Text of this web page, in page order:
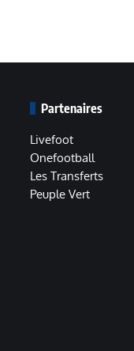
Partenaires
Livefoot
Onefootball
Les Transferts
Peuple Vert